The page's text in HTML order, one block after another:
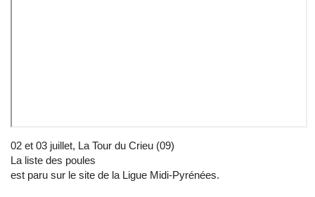
02 et 03 juillet, La Tour du Crieu (09)
La liste des poules
est paru sur le site de la Ligue Midi-Pyrénées.